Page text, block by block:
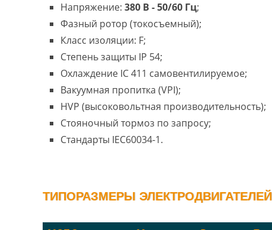
Напряжение: 380 В - 50/60 Гц;
Фазный ротор (токосъемный);
Класс изоляции: F;
Степень защиты IP 54;
Охлаждение IC 411 самовентилируемое;
Вакуумная пропитка (VPI);
HVP (высоковольтная производительность);
Стояночный тормоз по запросу;
Стандарты IEC60034-1.
ТИПОРАЗМЕРЫ ЭЛЕКТРОДВИГАТЕЛЕЙ